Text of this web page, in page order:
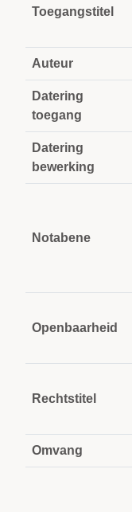
Toegangstitel
Auteur
Datering
toegang
Datering
bewerking
Notabene
Openbaarheid
Rechtstitel
Omvang